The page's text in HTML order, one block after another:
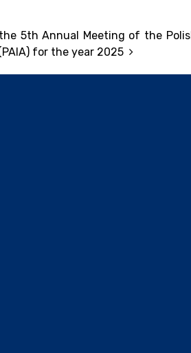
5th Annual Meeting of the
for the year 2025